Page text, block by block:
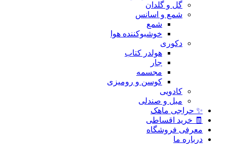
گل و گلدان
شمع و اسانس
شمع
خوشبوکننده هوا
دکوری
هولدر کتاب
جار
مجسمه
کوسن و رومیزی
کادویی
مبل و صندلی
✨ حراجی ماهک
🧾 خرید اقساطی
معرفی فروشگاه
درباره ما